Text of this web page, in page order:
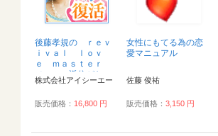
後藤孝規の ｒｅｖ
ｉｖａｌ ｌｏｖ
ｅ ｍａｓｔｅｒ
メールの返信がない
状態から復活させ、
株式会社アイシーエー
販売価格： 16,800 円
女性にもてる為の恋
愛マニュアル
佐藤 俊祐
販売価格：3,150 円